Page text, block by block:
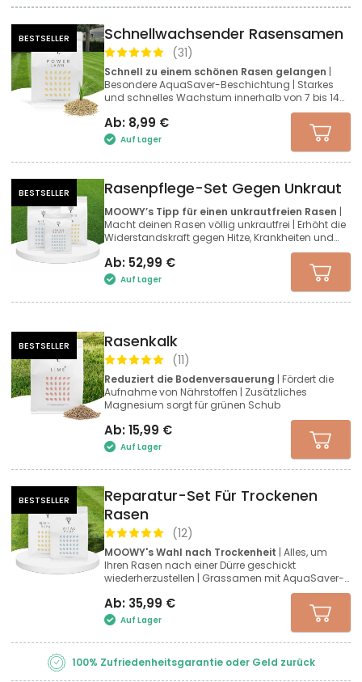
BESTSELLER
(31)
Schnellwachsender Rasensamen
Schnell zu einem schönen Rasen gelangen |
Besondere AquaSaver-Beschichtung | Starkes
und schnelles Wachstum innerhalb von 7 bis 14
Ab: 8,99 €
Auf Lager
BESTSELLER Rasenpflege-Set Gegen Unkraut
MOOWY’s Tipp für einen unkrautfreien Rasen |
Macht deinen Rasen völlig unkrautfrei | Erhöht die
Widerstandskraft gegen Hitze, Krankheiten und
Ab: 52,99 €
Auf Lager
BESTSELLER
(11)
Rasenkalk
Reduziert die Bodenversauerung | Fördert die
Aufnahme von Nährstoffen | Zusätzliches
Magnesium sorgt für grünen Schub
Ab: 15,99 €
Auf Lager
BESTSELLER
(12)
Reparatur-Set Für Trockenen
Rasen
MOOWY's Wahl nach Trockenheit | Alles, um
Ihren Rasen nach einer Dürre geschickt
wiederherzustellen | Grassamen mit AquaSaver-
Ab: 35,99 €
Auf Lager
100% Zufriedenheitsgarantie oder Geld zurück